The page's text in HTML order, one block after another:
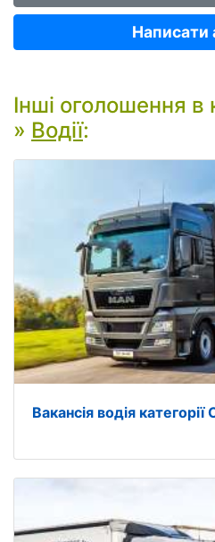
Написати
Інші оголошення в
» Водії:
Вакансія водія